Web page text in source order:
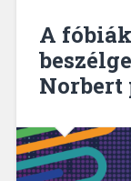
A
Norbert